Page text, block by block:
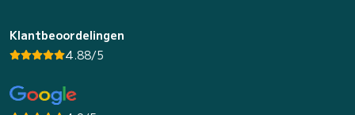
Klantbeoordelingen
4.88/5